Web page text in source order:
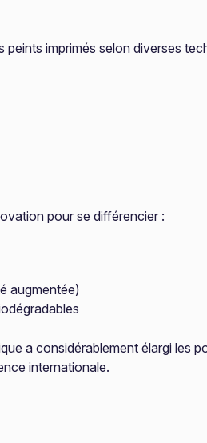
imprimés selon diverses
pour se différencier :
augmentée)
a considérablement élargi les
internationale.